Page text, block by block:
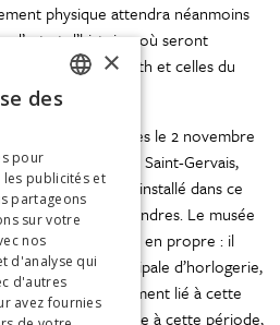
physique attendra néanmoins
d’art et d’histoire, où seront
du Musée Rath et celles du
ouvre ses portes le 2 novembre
et industrieux de Saint-Gervais,
Museum s’est installé dans ce
ouvrière de Londres. Le musée
pas d’un bâtiment en propre : il
de l’École municipale d’horlogerie,
être spécifiquement lié à cette
comme tout musée à cette période,
ITALIAN
×
des
pour
publicités et
partageons
sur votre
nos
d'analyse qui
d'autres
avez fournies